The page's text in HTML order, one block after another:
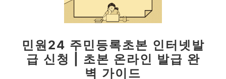
민원24 주민등록초본 인터넷발
급 신청 | 초본 온라인 발급 완
벽 가이드